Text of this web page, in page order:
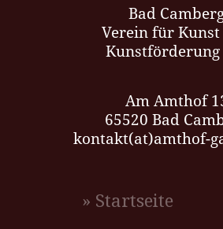
Bad
Verein für
Kunstförderung
Am Amthof
65520 Bad
kontakt(at)amthof-
» Startseite